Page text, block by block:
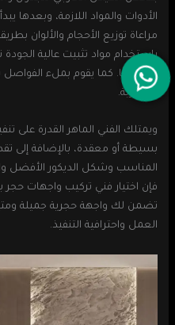
الأدوات والمواد اللازمة،
مراعاة توزيع الأحجام والألوان
باستخدام مواد تثبيت عالية
مستقبلًا. كما يقوم بملء
أو الأتربة.
ويمتلك الفني الماهر القدرة على
بسيطة أو معقدة، بالإضافة إلى
المناسب وشكل الديكور الأفضل
فإن اختيار فني تركيب واجهات
تضمن لك واجهة حجرية جميلة
العمل واحترافية التنفيذ.